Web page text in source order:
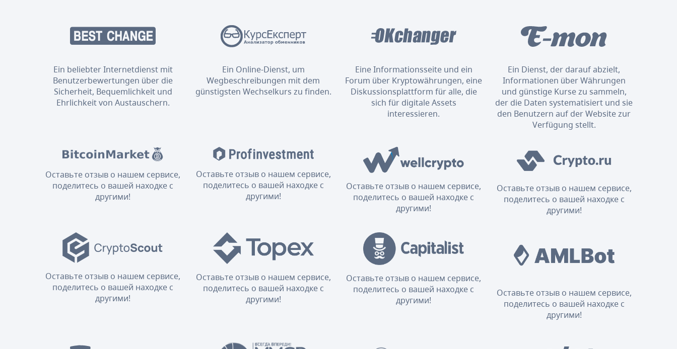
Ein beliebter Internetdienst mit
Benutzerbewertungen über die
Sicherheit, Bequemlichkeit und
Ehrlichkeit von Austauschern.
Ein Online-Dienst, um
Wegbeschreibungen mit dem
günstigsten Wechselkurs zu finden.
Eine Informationsseite und ein
Forum über Kryptowährungen, eine
Diskussionsplattform für alle, die
sich für digitale Assets
interessieren.
Ein Dienst, der darauf abzielt,
Informationen über Währungen
und günstige Kurse zu sammeln,
der die Daten systematisiert und sie
den Benutzern auf der Website zur
Verfügung stellt.
Оставьте отзыв о нашем сервисе,
поделитесь о вашей находке с
другими!
Оставьте отзыв о нашем сервисе,
поделитесь о вашей находке с
другими!
Оставьте отзыв о нашем сервисе,
поделитесь о вашей находке с
другими!
Оставьте отзыв о нашем сервисе,
поделитесь о вашей находке с
другими!
Оставьте отзыв о нашем сервисе,
поделитесь о вашей находке с
другими!
Оставьте отзыв о нашем сервисе,
поделитесь о вашей находке с
другими!
Оставьте отзыв о нашем сервисе,
поделитесь о вашей находке с
другими!
Оставьте отзыв о нашем сервисе,
поделитесь о вашей находке с
другими!